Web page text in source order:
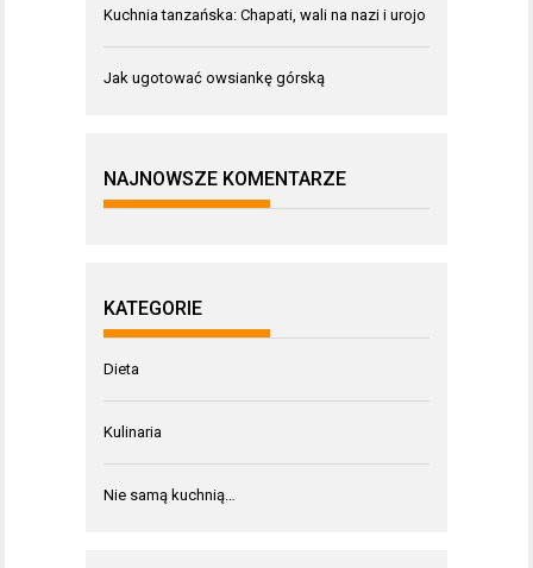
Kuchnia tanzańska: Chapati, wali na nazi i urojo
Jak ugotować owsiankę górską
NAJNOWSZE KOMENTARZE
KATEGORIE
Dieta
Kulinaria
Nie samą kuchnią…